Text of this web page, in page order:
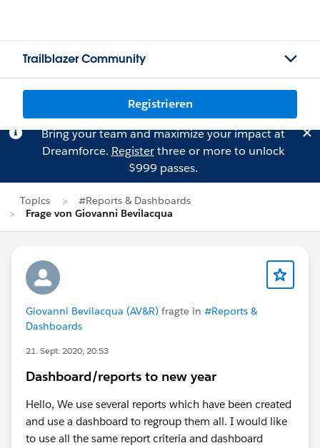
Trailblazer Community
Registrieren
Bring your team and maximize your impact at
Dreamforce. Registerthree or more to unlock
$999 passes.
Topics
#Reports & Dashboards
Frage von Giovanni Bevilacqua
Giovanni Bevilacqua (AV&R) fragte in #Reports &
Dashboards
21. Sept. 2020, 20:53
Dashboard/reports to new year
Hello, We use several reports which have been created
and use a dashboard to regroup them all. I would like
to use all the same report criteria and dashboard